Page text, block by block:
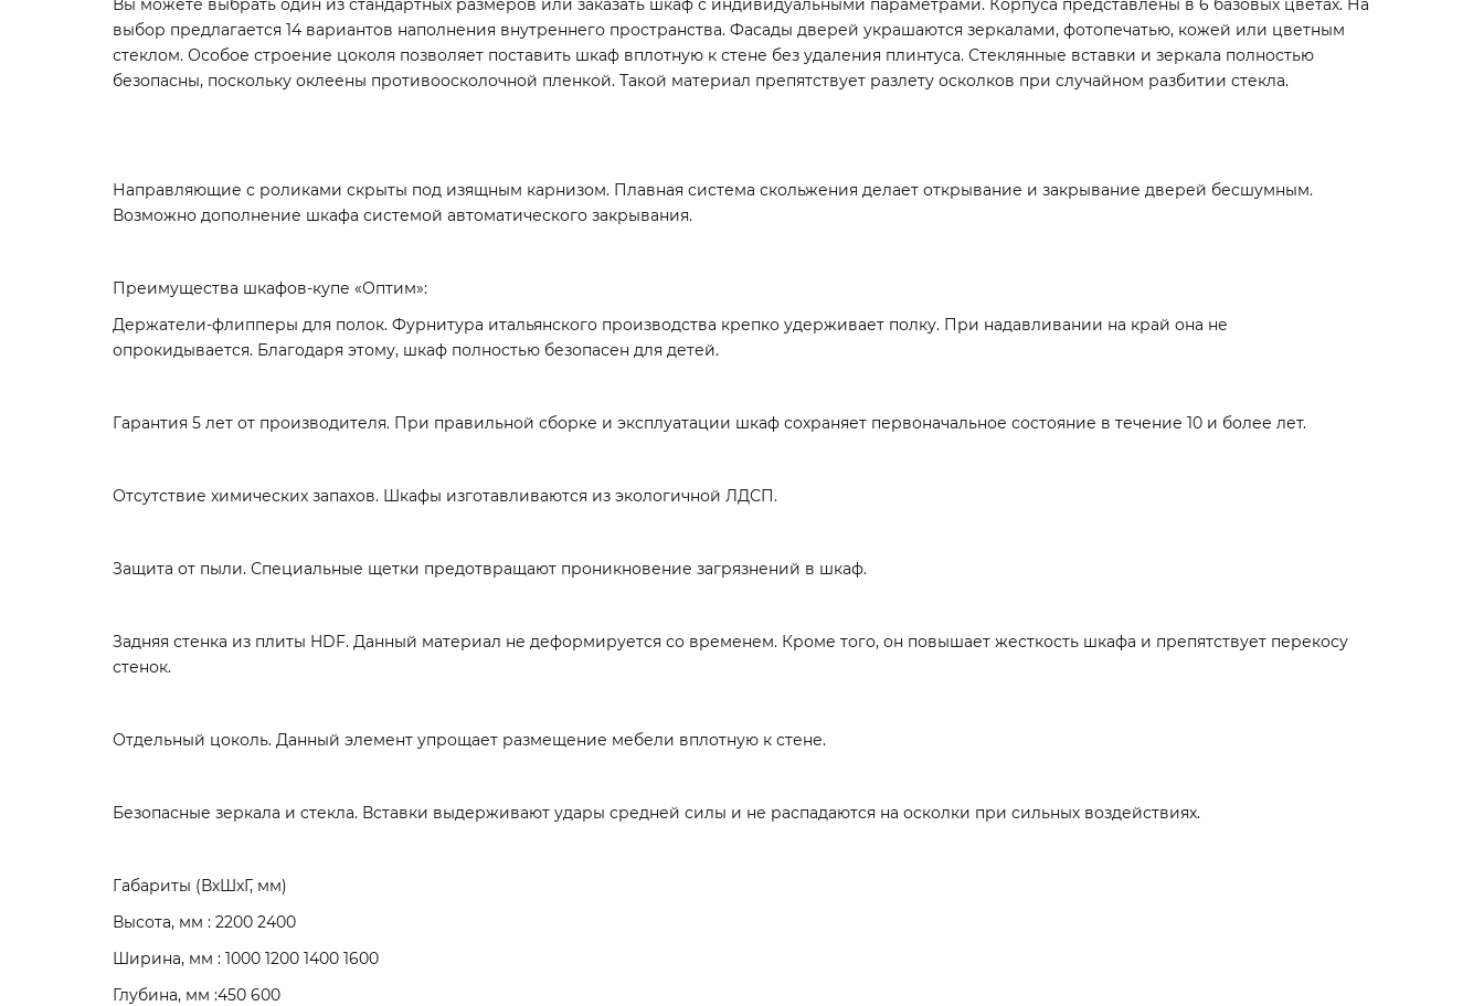
Вы можете выбрать один из стандартных размеров или заказать шкаф с индивидуальными параметрами. Корпуса представлены в 6 базовых цветах. На
выбор предлагается 14 вариантов наполнения внутреннего пространства. Фасады дверей украшаются зеркалами, фотопечатью, кожей или цветным
стеклом. Особое строение цоколя позволяет поставить шкаф вплотную к стене без удаления плинтуса. Стеклянные вставки и зеркала полностью
безопасны, поскольку оклеены противоосколочной пленкой. Такой материал препятствует разлету осколков при случайном разбитии стекла.
Направляющие с роликами скрыты под изящным карнизом. Плавная система скольжения делает открывание и закрывание дверей бесшумным.
Возможно дополнение шкафа системой автоматического закрывания.
Преимущества шкафов-купе «Оптим»:
Держатели-флипперы для полок. Фурнитура итальянского производства крепко удерживает полку. При надавливании на край она не
опрокидывается. Благодаря этому, шкаф полностью безопасен для детей.
Гарантия 5 лет от производителя. При правильной сборке и эксплуатации шкаф сохраняет первоначальное состояние в течение 10 и более лет.
Отсутствие химических запахов. Шкафы изготавливаются из экологичной ЛДСП.
Защита от пыли. Специальные щетки предотвращают проникновение загрязнений в шкаф.
Задняя стенка из плиты HDF. Данный материал не деформируется со временем. Кроме того, он повышает жесткость шкафа и препятствует перекосу
стенок.
Отдельный цоколь. Данный элемент упрощает размещение мебели вплотную к стене.
Безопасные зеркала и стекла. Вставки выдерживают удары средней силы и не распадаются на осколки при сильных воздействиях.
Габариты (ВхШхГ, мм)
Высота, мм : 2200 2400
Ширина, мм : 1000 1200 1400 1600
Глубина, мм :450 600